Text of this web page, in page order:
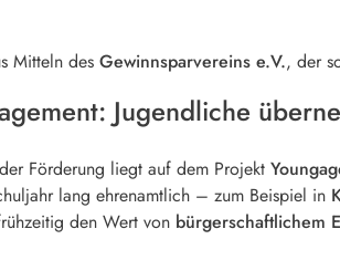
Mitteln des Gewinnsparvereins e.V., der
Jugendliche
Förderung liegt auf dem Projekt
lang ehrenamtlich – zum Beispiel in
den Wert von bürgerschaftlichem